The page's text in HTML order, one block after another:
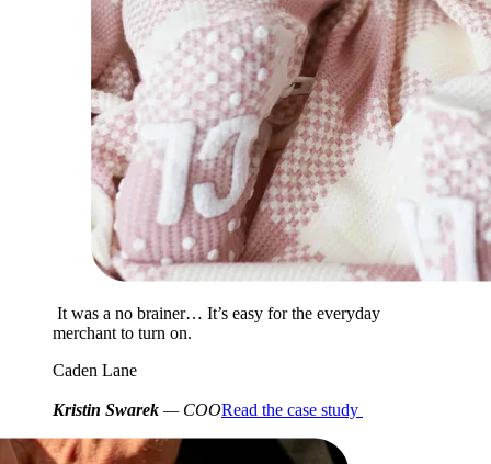
It was a no brainer… It’s easy for the everyday
merchant to turn on.
Caden Lane
Kristin Swarek — COORead the case study